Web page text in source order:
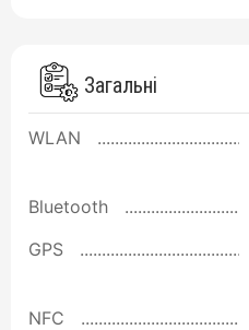
Загальні
WLAN
Bluetooth
GPS
NFC